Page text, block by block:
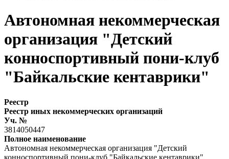
Автономная некоммерческая
организация "Детский
конноспортивный пони-клуб
"Байкальские кентаврики"
Реестр
Реестр иных некоммерческих организаций
Уч. №
3814050447
Полное наименование
Автономная некоммерческая организация "Детский
конноспортивный пони-клуб "Байкальские кентаврики"